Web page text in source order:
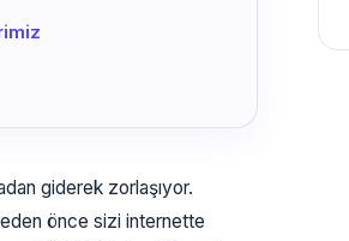
giderek zorlaşıyor.
önce sizi internette